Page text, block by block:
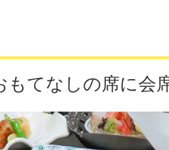
てなしの席に会